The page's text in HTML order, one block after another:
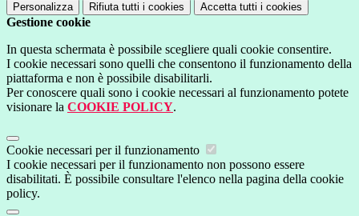
Personalizza Rifiuta tutti i cookies Accetta tutti i cookies
Gestione cookie
In questa schermata è possibile scegliere quali cookie consentire.
I cookie necessari sono quelli che consentono il funzionamento della
piattaforma e non è possibile disabilitarli.
Per conoscere quali sono i cookie necessari al funzionamento potete
visionare la COOKIE POLICY.
Cookie necessari per il funzionamento
I cookie necessari per il funzionamento non possono essere
disabilitati. È possibile consultare l'elenco nella pagina della cookie
policy.